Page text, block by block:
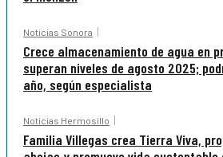
Noticias Sonora
Crece almacenamiento de agua en
superan niveles de agosto 2025;
año, según especialista
Noticias Hermosillo
Familia Villegas crea Tierra Viva,